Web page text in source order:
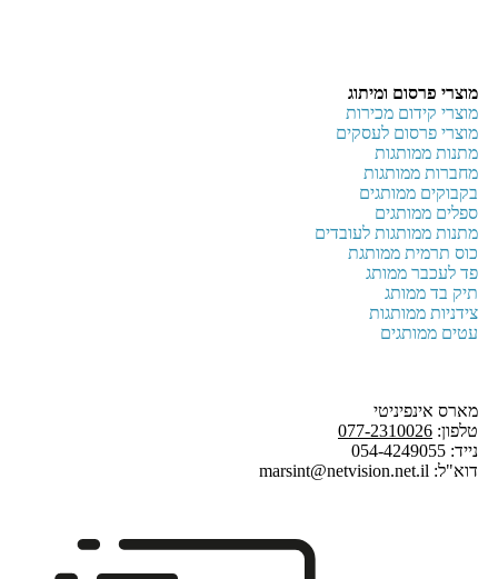
מארס אינפיניטי
טלפון: 077-2310026
נייד: 054-4249055
דוא"ל: marsint@netvision.net.il
מוצרי פרסום ומיתוג
מוצרי קידום מכירות
מוצרי פרסום לעסקים
מתנות ממותגות
מחברות ממותגות
בקבוקים ממותגים
ספלים ממותגים
מתנות ממותגות לעובדים
כוס תרמית ממותגת
פד לעכבר ממותג
תיק בד ממותג
צידניות ממותגות
עטים ממותגים